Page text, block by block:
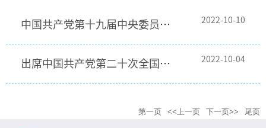
中国共产党第十九届中央委员会第七次全体会议在京召开 2022-10-10
出席中国共产党第二十次全国代表大会代表全部选出 2022-10-04
第一页 <<上一页 下一页>> 尾页